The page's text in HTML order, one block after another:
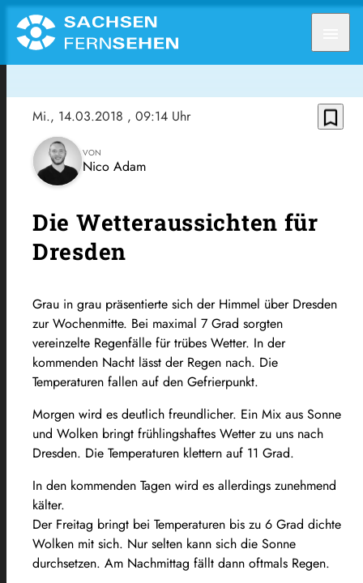
Mi., 14.03.2018 , 09:14 Uhr bookmark_border
VON
Nico Adam
Die Wetteraussichten für
Dresden
Grau in grau präsentierte sich der Himmel über Dresden
zur Wochenmitte. Bei maximal 7 Grad sorgten
vereinzelte Regenfälle für trübes Wetter. In der
kommenden Nacht lässt der Regen nach. Die
Temperaturen fallen auf den Gefrierpunkt.
Morgen wird es deutlich freundlicher. Ein Mix aus Sonne
und Wolken bringt frühlingshaftes Wetter zu uns nach
Dresden. Die Temperaturen klettern auf 11 Grad.
In den kommenden Tagen wird es allerdings zunehmend
kälter.
Der Freitag bringt bei Temperaturen bis zu 6 Grad dichte
Wolken mit sich. Nur selten kann sich die Sonne
durchsetzen. Am Nachmittag fällt dann oftmals Regen.